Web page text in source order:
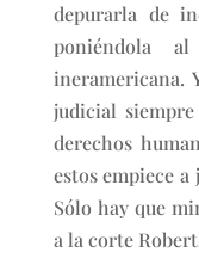
depurarla de
poniéndola
ineramericana.
judicial
derechos
estos empiece
Sólo hay que
a la corte